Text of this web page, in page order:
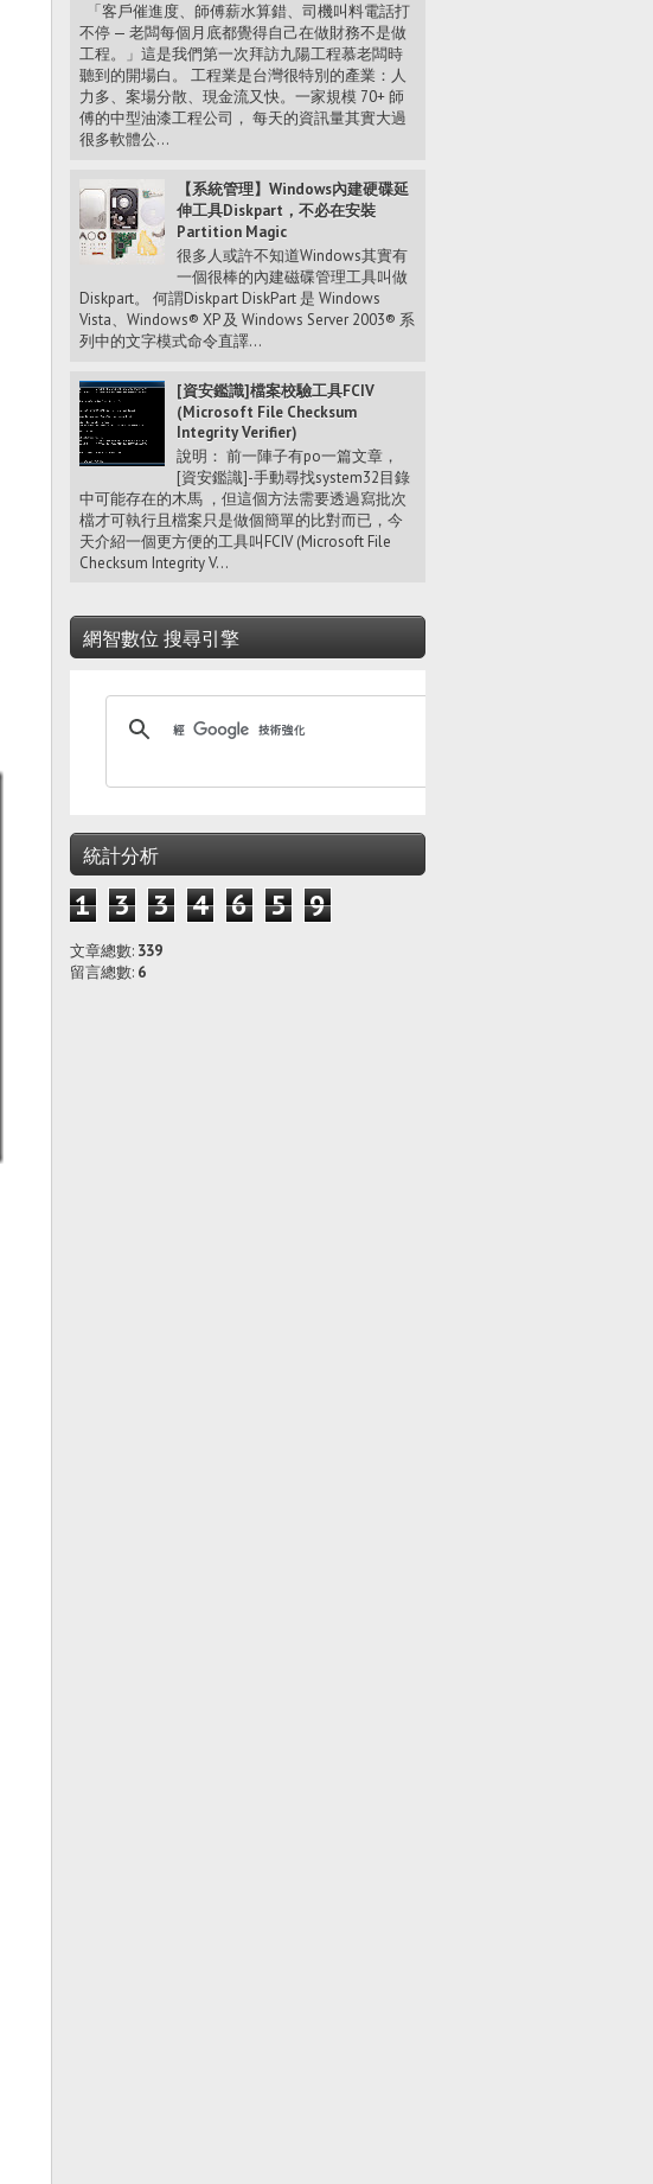
「客戶催進度、師傅薪水算錯、司機叫料電話打
不停 — 老闆每個月底都覺得自己在做財務不是做
工程。」這是我們第一次拜訪九陽工程慕老闆時
聽到的開場白。 工程業是台灣很特別的產業：人
力多、案場分散、現金流又快。一家規模 70+ 師
傅的中型油漆工程公司， 每天的資訊量其實大過
很多軟體公...
【系統管理】Windows內建硬碟延
伸工具Diskpart，不必在安裝
Partition Magic
很多人或許不知道Windows其實有
一個很棒的內建磁碟管理工具叫做
Diskpart。 何謂Diskpart DiskPart 是 Windows
Vista、Windows® XP 及 Windows Server 2003® 系
列中的文字模式命令直譯...
[資安鑑識]檔案校驗工具FCIV
(Microsoft File Checksum
Integrity Verifier)
說明： 前一陣子有po一篇文章，
[資安鑑識]-手動尋找system32目錄
中可能存在的木馬 ，但這個方法需要透過寫批次
檔才可執行且檔案只是做個簡單的比對而已，今
天介紹一個更方便的工具叫FCIV (Microsoft File
Checksum Integrity V...
網智數位 搜尋引擎
統計分析
1 3 3 4 6 5 9
文章總數: 339
留言總數: 6